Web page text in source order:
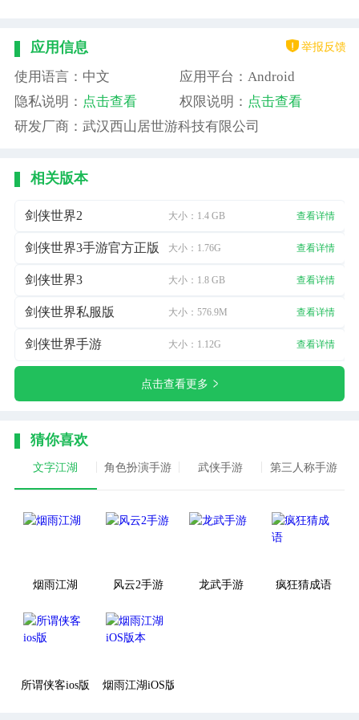
应用信息 举报反馈
使用语言：中文
应用平台：Android
隐私说明： 点击查看 权限说明： 点击查看
研发厂商：武汉西山居世游科技有限公司
相关版本
剑侠世界2 大小：1.4 GB 查看详情
剑侠世界3手游官方正版 大小：1.76G 查看详情
剑侠世界3 大小：1.8 GB 查看详情
剑侠世界私服版 大小：576.9M 查看详情
剑侠世界手游 大小：1.12G 查看详情
点击查看更多
猜你喜欢
文字江湖 角色扮演手游 武侠手游 第三人称手游
烟雨江湖 风云2手游 龙武手游 疯狂猜成语
所谓侠客ios版 烟雨江湖iOS版本